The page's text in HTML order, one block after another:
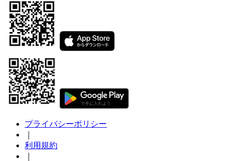
プライバシーポリシー
利用規約